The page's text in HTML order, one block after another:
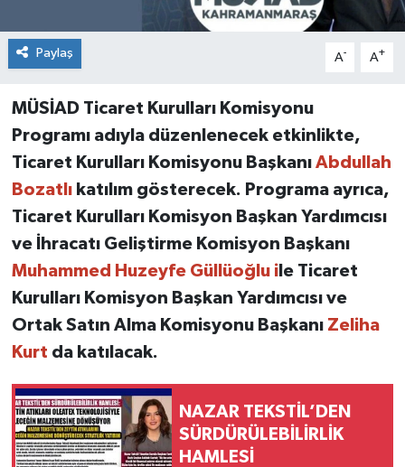
Paylaş A- A+
MÜSİAD Ticaret Kurulları Komisyonu
Programı adıyla düzenlenecek etkinlikte,
Ticaret Kurulları Komisyonu Başkanı Abdullah
Bozatlı katılım gösterecek. Programa ayrıca,
Ticaret Kurulları Komisyon Başkan Yardımcısı
ve İhracatı Geliştirme Komisyon Başkanı
Muhammed Huzeyfe Güllüoğlu ile Ticaret
Kurulları Komisyon Başkan Yardımcısı ve
Ortak Satın Alma Komisyonu Başkanı Zeliha
Kurt da katılacak.
NAZAR TEKSTİL’DEN
SÜRDÜRÜLEBİLİRLİK
HAMLESİ